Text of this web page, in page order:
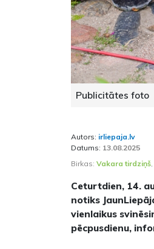
Publicitātes foto
Autors: irliepaja.lv
Datums: 13.08.2025
Birkas: Vakara tirdziņš,
Ceturtdien, 14.
notiks
vienlaikus
pēcpusdienu,